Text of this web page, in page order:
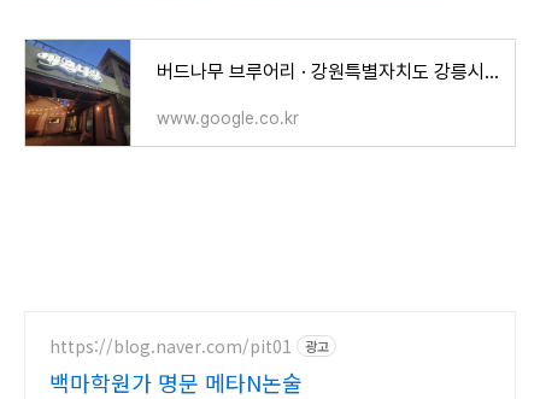
버드나무 브루어리 · 강원특별자치도 강릉시 경강로 1961
www.google.co.kr
https://blog.naver.com/pit01 광고
백마학원가 명문 메타N논술